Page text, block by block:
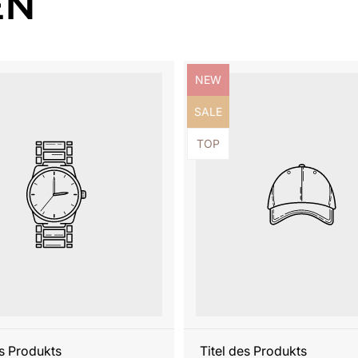
Produkts
Produktbezeichnung:
NEW
Produktbezeichnung:
SALE
Produktbezeichnung:
TOP
Titel des Produkts